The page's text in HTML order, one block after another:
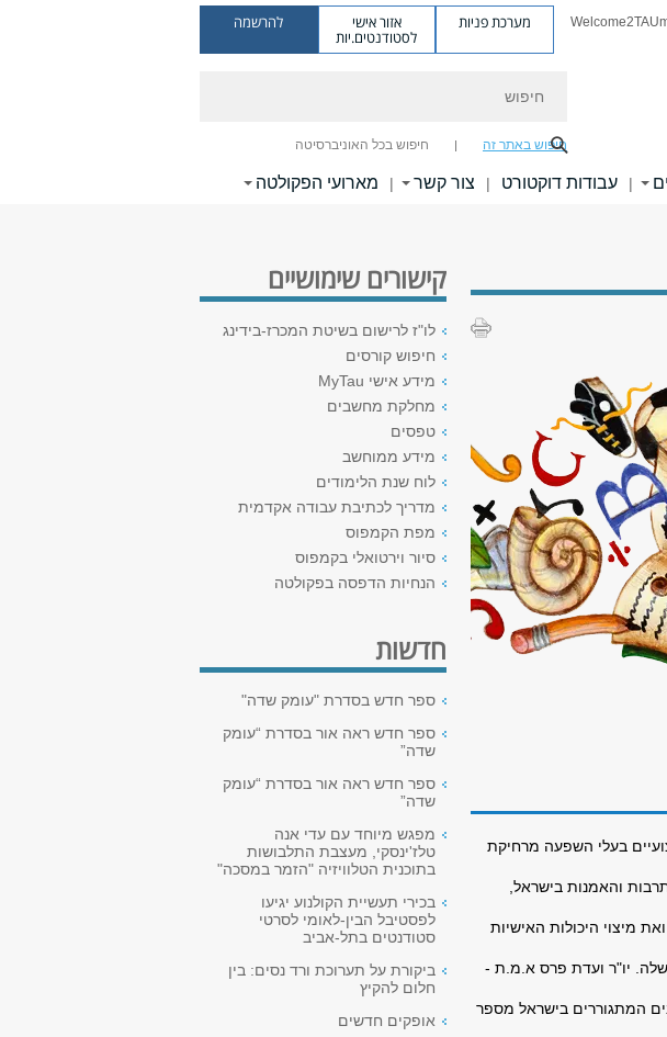
Welcome2TAU מערכת פניות אזור אישי
לסטודנטים.יות
להרשמה
חיפוש באתר זה חיפוש בכל האוניברסיטה
| עבודות דוקטורט | צור קשר | מארועי הפקולטה
בעלי השפעה מרחיקת
והאמנות בישראל,
מיצוי היכולות האישיות
יו"ר ועדת פרס א.מ.ת -
המתגוררים בישראל מספר
קישורים שימושיים
לו"ז לרישום בשיטת המכרז-בידינג
חיפוש קורסים
מידע אישי MyTau
מחלקת מחשבים
טפסים
מידע ממוחשב
לוח שנת הלימודים
מדריך לכתיבת עבודה אקדמית
מפת הקמפוס
סיור וירטואלי בקמפוס
הנחיות הדפסה בפקולטה
חדשות
ספר חדש בסדרת "עומק שדה"
ספר חדש ראה אור בסדרת “עומק
שדה”
ספר חדש ראה אור בסדרת “עומק
שדה”
מפגש מיוחד עם עדי אנה
טלז'ינסקי, מעצבת התלבושות
בתוכנית הטלוויזיה "הזמר במסכה"
בכירי תעשיית הקולנוע יגיעו
לפסטיבל הבין-לאומי לסרטי
סטודנטים בתל-אביב
ביקורת על תערוכת ורד נסים: בין
חלום להקיץ
אופקים חדשים